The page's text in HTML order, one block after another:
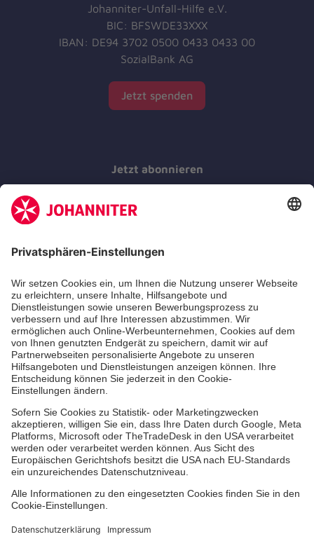
Johanniter-Unfall-Hilfe e.V.
BIC: BFSWDE33XXX
IBAN: DE94 3702 0500 0433 0433 00
SozialBank AG
Jetzt spenden
Jetzt abonnieren
Abständen über unsere Arbeit.
Jetzt abonnieren
Zertifizierung der Johanniter-Unfall-Hilfe e.V.
Über uns
Vor Ort
Johanniter-Jugend